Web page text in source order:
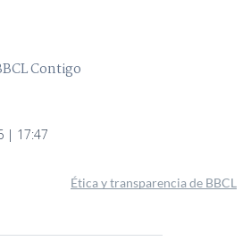
Contigo
| 17:47
Ética y transparencia de BBCL